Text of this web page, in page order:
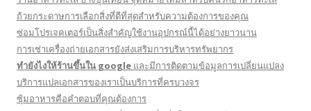
ถ้วยกระดาษการเลือกสิ่งที่ดีที่สุดสำหรับความต้องการของคุณ
ซ่อมโปรเจคเตอร์เป็นสิ่งสำคัญใช้งานอุปกรณ์นี้ได้อย่างยาวนาน
การเช่าเครื่องถ่ายเอกสารยังส่งเสริมการบริหารทรัพยากร
ทํายังไงให้ร้านขึ้นใน google และมีการติดตามข้อมูลการเปลี่ยนแปลง
บริการแปลเอกสารของเราเป็นบริการที่ครบวงจร
ซุ้มอาหารคือคำตอบที่คุณต้องการ